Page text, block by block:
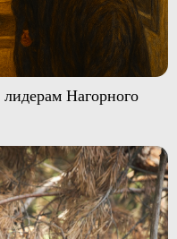
Нагорного